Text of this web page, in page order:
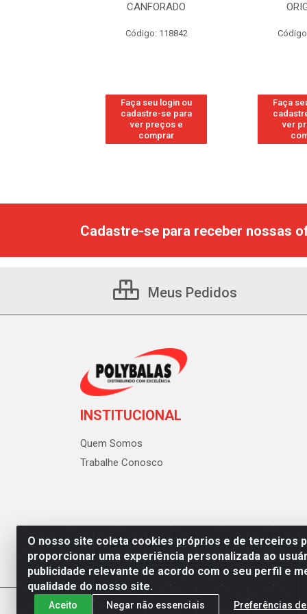
ORIGINAL
Código: 118877
Faça seu login ou
cadastre-se para
ver preços e
comprar
Faça
ver
O nosso site coleta cookies próprios e de terceiros
proporcionar uma experiência personalizada ao
publicidade relevante de acordo com o seu perfil e
qualidade do nosso site.
Aceito Negar não essenciais Preferências
Cadastre-se para receber nossas
Meus Pedidos
INSTITUCIONAL
Quem Somos
Trabalhe Conosco
Polybalas - Rua João Miguel